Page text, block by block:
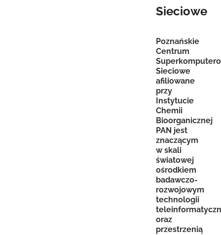
Sieciowe
Poznańskie
Centrum
Sieciowe
afiliowane
przy
Instytucie
Chemii
Bioorganicznej
PAN jest
znaczącym
w skali
światowej
ośrodkiem
badawczo-
rozwojowym
technologii
oraz
przestrzenią